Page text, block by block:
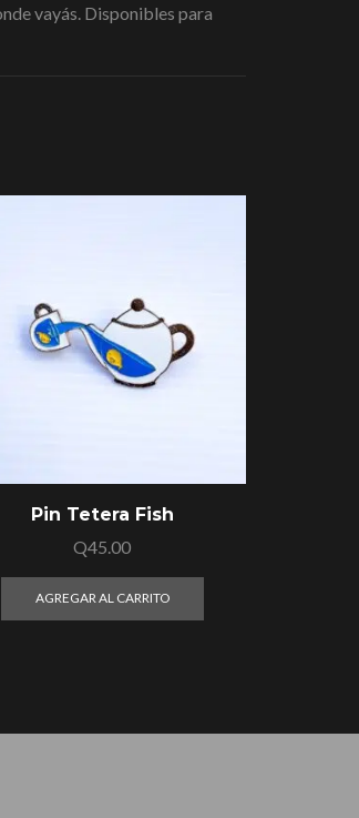
vayás. Disponibles para
Pin Tetera Fish
Q45.00
AGREGAR AL CARRITO